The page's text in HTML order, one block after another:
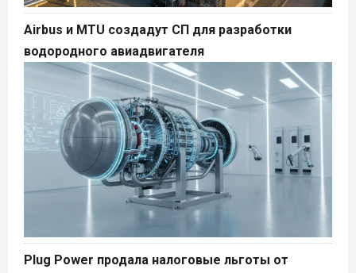
Airbus и MTU создадут СП для разработки
водородного авиадвигателя
Plug Power продала налоговые льготы от